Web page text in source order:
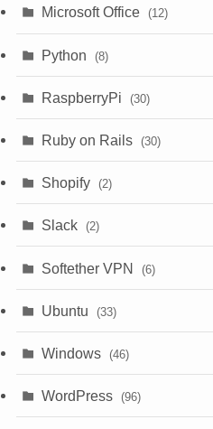
(6)
(1)
(3)
Microsoft Office (12)
(9)
Python (8)
(1)
RaspberryPi (30)
Ruby on Rails (30)
Shopify (2)
Slack (2)
Softether VPN (6)
Ubuntu (33)
Windows (46)
WordPress (96)